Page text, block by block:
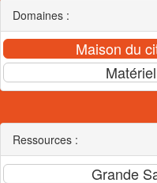
Domaines :
Ressources :